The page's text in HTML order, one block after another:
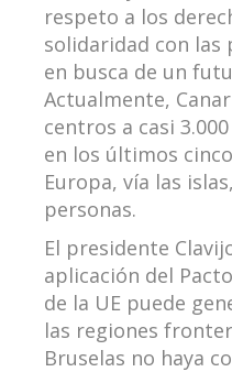
respeto a los
solidaridad con las
en busca de un
Actualmente,
centros a casi
en los últimos
Europa, vía las
personas.
El presidente
aplicación del
de la UE puede
las regiones
Bruselas no haya